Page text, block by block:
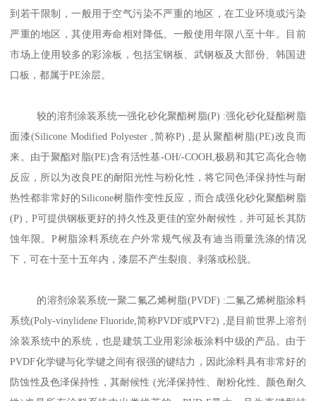
到若干限制，一般用于空气污染不严重的地区，在工业环境或污染
严重的地区，其使用寿命相对降低。一般使用年限八至十年。目前
市场上使用较多的彩涂板，包括宝钢板、武钢板及大部份、韩国进
口板，都属于PE涂层。
较的溶剂涂装系统一强化砂化聚酯树脂(P) :强化砂化疑酯树脂
面漆(Silicone Modified Polyester ,简称P) ,是从聚酯树脂(PE)改良而
来。由于聚酯对脂(PE)含有活性基-OH/-COOH,极易和其它高化合物
反应，所以为改良PE的耐阳光性与粉化性，将它同色泽保持性与耐
热性都非常好的Silicone树脂作变性反应，而合成强化砂化聚酯树脂
(P) , P可提供钢板更好的持久性及更佳的室外耐候性，并可延长其防
蚀年限。P树脂涂料系统在户外常规气候及有迪当雨量洗涤的情况
下，可在十至十五年内，漆层不产生裂痕、剥落或松脱。
的溶剂涂装系统一聚二氟乙烯树脂(PVDF) :二氟乙烯树脂涂料
系统(Poly-vinylidene Fluoride,简称PVDF或PVF2) ,是目前世界上溶剂
涂装系统中的系统，也是建筑工业用彩涂板涂料中级的产品。由于
PVDF化学键与化学键之间有很强的键结力，因此涂料具有非常好的
防蚀性及色泽保持性，其耐候性 (光泽保持性、耐粉化性、颜色耐久